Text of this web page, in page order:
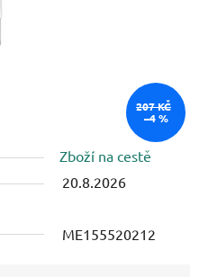
Zboží na cestě
20.8.2026
ME155520212
207 KČ
–4 %